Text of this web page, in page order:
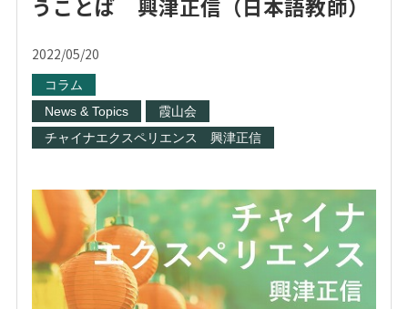
うことば 興津正信（日本語教師）
2022/05/20
コラム
News & Topics
霞山会
チャイナエクスペリエンス 興津正信